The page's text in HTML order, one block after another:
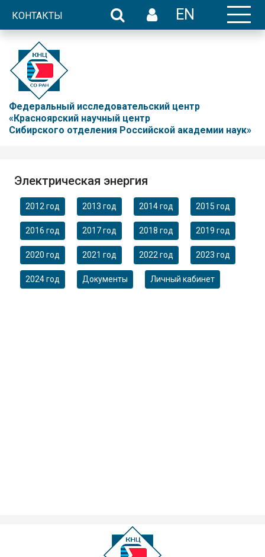
КОНТАКТЫ EN
Федеральный исследовательский центр
«Красноярский научный центр
Сибирского отделения Российской академии наук»
Электрическая энергия
2012 год 2013 год 2014 год 2015 год
2016 год 2017 год 2018 год 2019 год
2020 год 2021 год 2022 год 2023 год
2024 год Документы Личный кабинет